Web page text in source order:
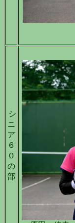
シ
ニ
ア
６
０
の
部